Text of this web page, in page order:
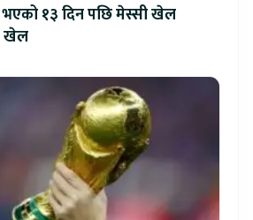
भएको १३ दिन पछि मेस्सी खेल
खेल